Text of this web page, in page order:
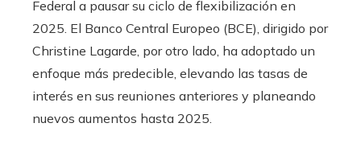
Federal a pausar su ciclo de flexibilización en
2025. El Banco Central Europeo (BCE), dirigido por
Christine Lagarde, por otro lado, ha adoptado un
enfoque más predecible, elevando las tasas de
interés en sus reuniones anteriores y planeando
nuevos aumentos hasta 2025.